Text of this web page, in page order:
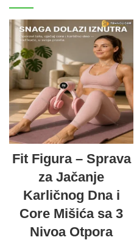
Fit Figura – Sprava
za Jačanje
Karličnog Dna i
Core Mišića sa 3
Nivoa Otpora